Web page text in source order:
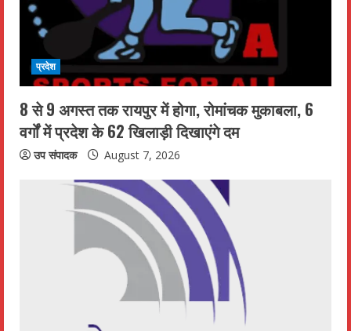
a
n
g
प्रदेश
8 से 9 अगस्त तक रायपुर में होगा, रोमांचक मुकाबला, 6
वर्गों में प्रदेश के 62 खिलाड़ी दिखाएंगे दम
उप संपादक August 7, 2026